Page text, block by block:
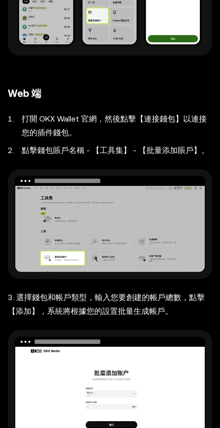
Web 端
打開 OKX Wallet 官網，然後點擊【連接錢包】以連接
您的插件錢包。
點擊錢包賬戶名稱 - 【工具集】 - 【批量添加賬戶】。
3. 選擇錢包和帳戶類型，輸入您要創建的帳戶總數，點擊
【添加】，系統將根據您的設置批量生成帳戶。